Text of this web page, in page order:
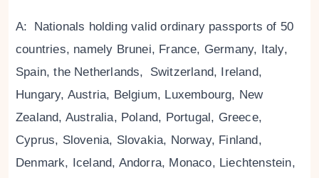
A: Nationals holding valid ordinary passports of 50
countries, namely Brunei, France, Germany, Italy,
Spain, the Netherlands, Switzerland, Ireland,
Hungary, Austria, Belgium, Luxembourg, New
Zealand, Australia, Poland, Portugal, Greece,
Cyprus, Slovenia, Slovakia, Norway, Finland,
Denmark, Iceland, Andorra, Monaco, Liechtenstein,